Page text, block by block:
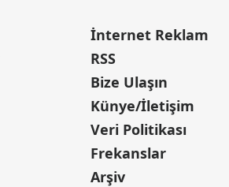
İnternet Reklam
RSS
Bize Ulaşın
Künye/İletişim
Veri Politikası
Frekanslar
Arşiv